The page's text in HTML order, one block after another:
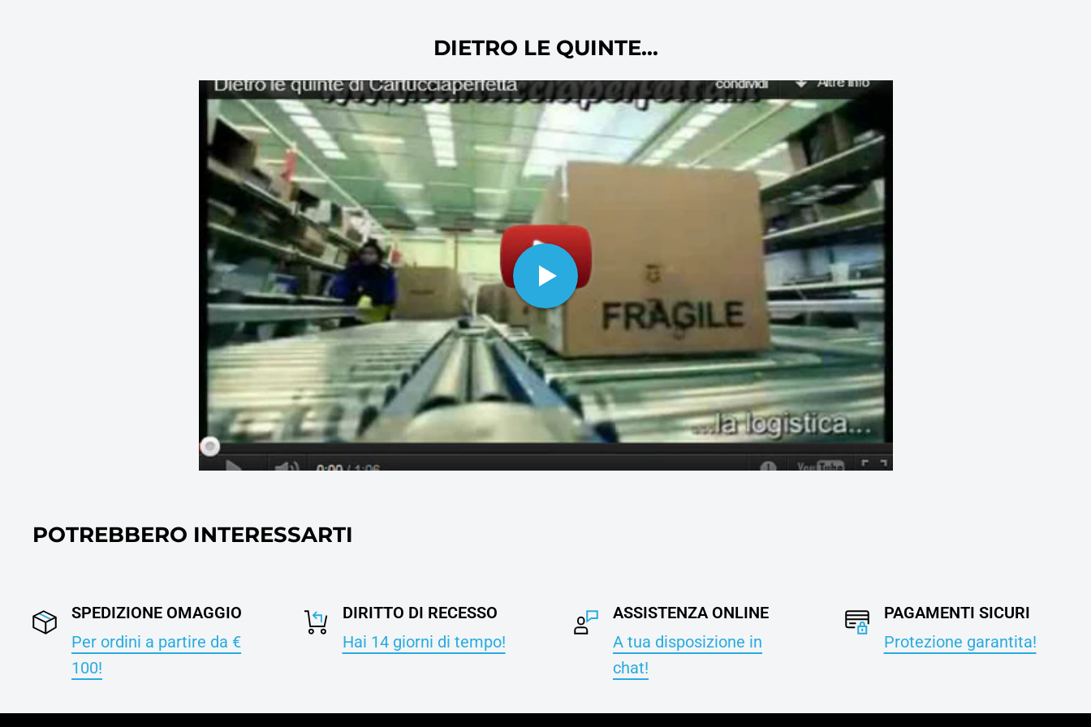
oltre ovviamente alla carta per stampanti e fotocopie.
DIETRO LE QUINTE...
POTREBBERO INTERESSARTI
SPEDIZIONE OMAGGIO
Per ordini a partire da €
100!
DIRITTO DI RECESSO
Hai 14 giorni di tempo!
ASSISTENZA ONLINE
A tua disposizione in
chat!
PAGAMENTI SICURI
Protezione garantita!